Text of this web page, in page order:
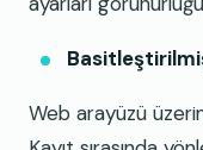
Web arayüzü